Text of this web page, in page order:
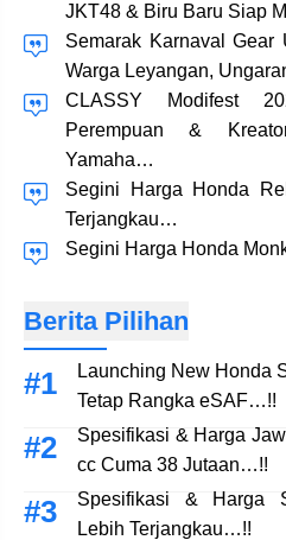
JKT48 & Biru Baru Siap
Semarak Karnaval Gear
Warga Leyangan,
CLASSY Modifest
Perempuan &
Yamaha…
Segini Harga Honda
Terjangkau…
Segini Harga Honda
Berita Pilihan
Launching New Honda
Tetap Rangka eSAF…!!
Spesifikasi & Harga
cc Cuma 38 Jutaan…!!
Spesifikasi & Harga
Lebih Terjangkau…!!